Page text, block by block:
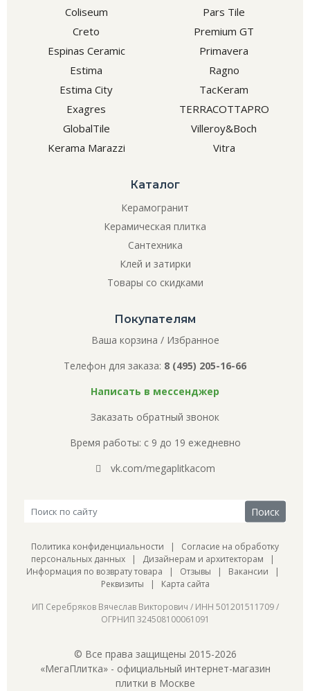
Coliseum
Creto
Espinas Ceramic
Estima
Estima City
Exagres
GlobalTile
Kerama Marazzi
Pars Tile
Premium GT
Primavera
Ragno
TacKeram
TERRACOTTAPRO
Villeroy&Boch
Vitra
Каталог
Керамогранит
Керамическая плитка
Сантехника
Клей и затирки
Товары со скидками
Покупателям
Ваша корзина / Избранное
Телефон для заказа: 8 (495) 205-16-66
Написать в мессенджер
Заказать обратный звонок
Время работы: с 9 до 19 ежедневно
vk.com/megaplitkacom
Политика конфиденциальности | Согласие на обработку
персональных данных | Дизайнерам и архитекторам |
Информация по возврату товара | Отзывы | Вакансии |
Реквизиты | Карта сайта
ИП Серебряков Вячеслав Викторович / ИНН 501201511709 /
ОГРНИП 324508100061091
© Все права защищены 2015-2026
«МегаПлитка» - официальный интернет-магазин
плитки в Москве